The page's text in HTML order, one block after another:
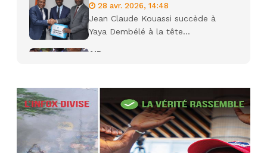
28 avr. 2026, 14:48
Jean Claude Kouassi succède à
Yaya Dembélé à la tête...
AIP
Camara tué lors d’attaques...
22 avr. 2026, 16:41
Des bureaux ravagés dans un
incendie survenu à la mairie...